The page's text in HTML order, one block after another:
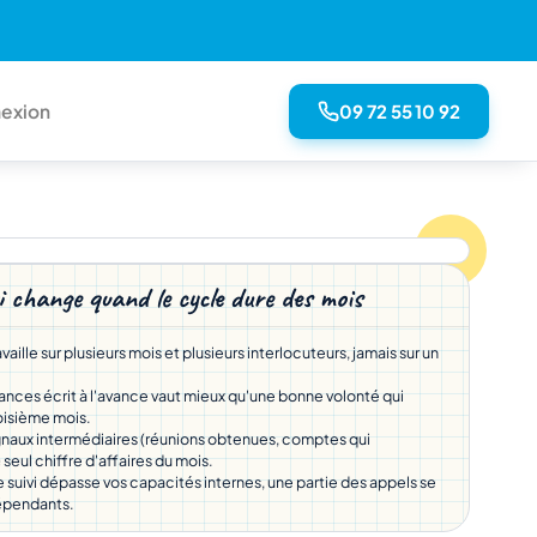
09 72 55 10 92
change quand le cycle dure des mois
sur plusieurs mois et plusieurs interlocuteurs, jamais sur un
écrit à l'avance vaut mieux qu'une bonne volonté qui
mois.
intermédiaires (réunions obtenues, comptes qui
seul chiffre d'affaires du mois.
dépasse vos capacités internes, une partie des appels se